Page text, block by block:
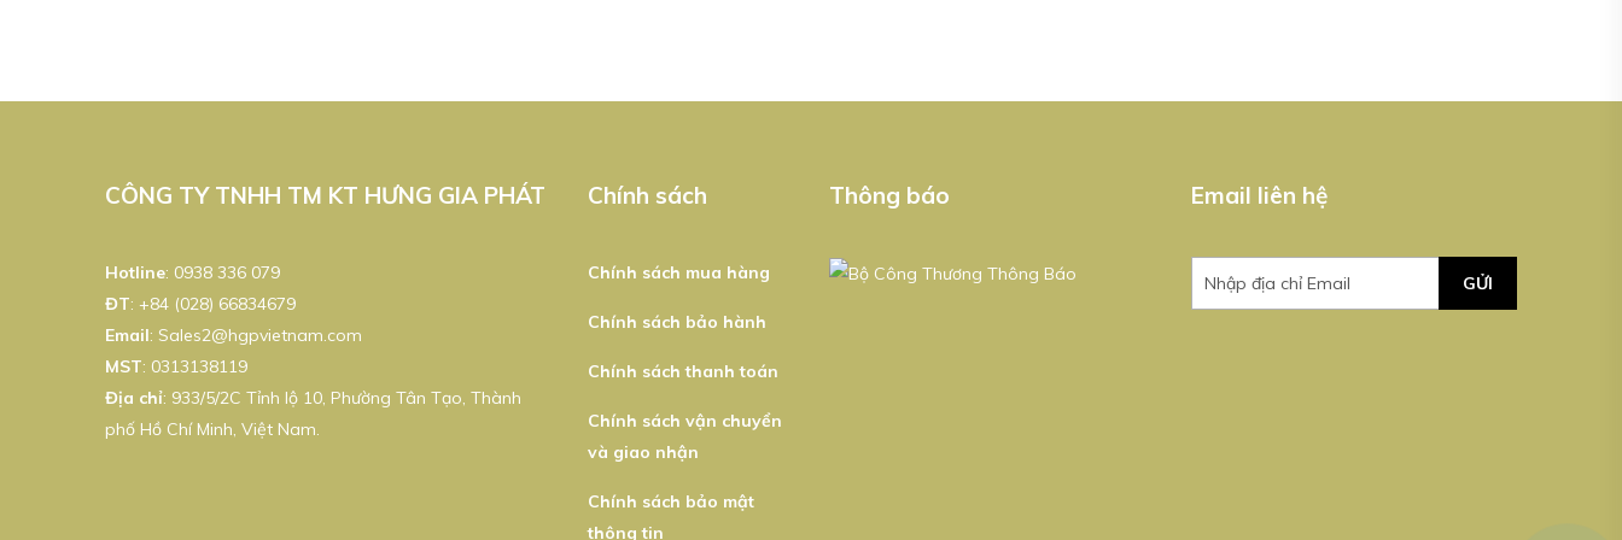
CÔNG TY TNHH TM KT HƯNG GIA PHÁT
Hotline: 0938 336 079
ĐT: +84 (028) 66834679
Email: Sales2@hgpvietnam.com
MST: 0313138119
Địa chỉ: 933/5/2C Tỉnh lộ 10, Phường Tân Tạo, Thành
phố Hồ Chí Minh, Việt Nam.
Chính sách
Chính sách mua hàng
Chính sách bảo hành
Chính sách thanh toán
Chính sách vận chuyển
và giao nhận
Chính sách bảo mật
thông tin
Thông báo Email liên hệ
GỬI